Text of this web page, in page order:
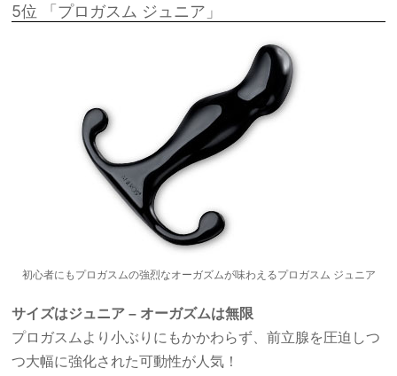
5位 「プロガスム ジュニア」
初心者にもプロガスムの強烈なオーガズムが味わえるプロガスム ジュニア
サイズはジュニア – オーガズムは無限
プロガスムより小ぶりにもかかわらず、前立腺を圧迫しつ
つ大幅に強化された可動性が人気！